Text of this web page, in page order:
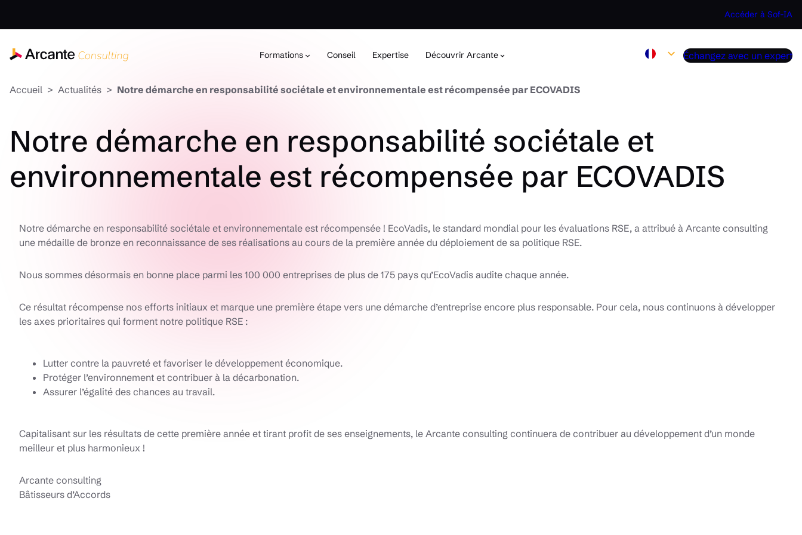
Accéder à Sof-IA
Formations Conseil Expertise Découvrir Arcante Échangez avec un expert
Accueil Actualités Notre démarche en responsabilité sociétale et environnementale est récompensée par ECOVADIS
Notre démarche en responsabilité sociétale et
environnementale est récompensée par ECOVADIS
Notre démarche en responsabilité sociétale et environnementale est récompensée ! EcoVadis, le standard mondial pour les évaluations RSE, a attribué à Arcante consulting
une médaille de bronze en reconnaissance de ses réalisations au cours de la première année du déploiement de sa politique RSE.
Nous sommes désormais en bonne place parmi les 100 000 entreprises de plus de 175 pays qu’EcoVadis audite chaque année.
Ce résultat récompense nos efforts initiaux et marque une première étape vers une démarche d’entreprise encore plus responsable. Pour cela, nous continuons à développer
les axes prioritaires qui forment notre politique RSE :
Lutter contre la pauvreté et favoriser le développement économique.
Protéger l’environnement et contribuer à la décarbonation.
Assurer l’égalité des chances au travail.
Capitalisant sur les résultats de cette première année et tirant profit de ses enseignements, le Arcante consulting continuera de contribuer au développement d’un monde
meilleur et plus harmonieux !
Arcante consulting
Bâtisseurs d’Accords